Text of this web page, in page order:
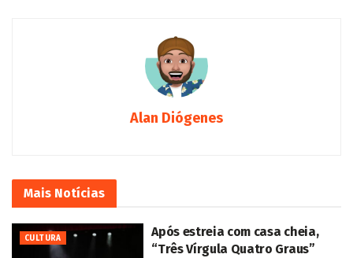
Alan Diógenes
Mais Notícias
CULTURA
Após estreia com casa cheia,
“Três Vírgula Quatro Graus”